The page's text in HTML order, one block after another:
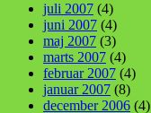
juli 2007 (4)
juni 2007 (4)
maj 2007 (3)
marts 2007 (4)
februar 2007 (4)
januar 2007 (8)
december 2006 (4)